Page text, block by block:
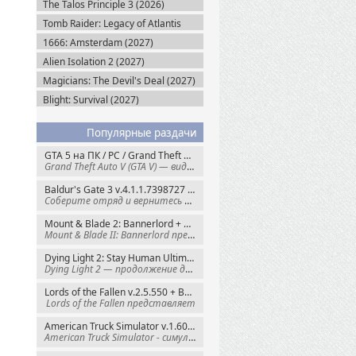
The Talos Principle 3 (2026)
Tomb Raider: Legacy of Atlantis
(2027)
1666: Amsterdam (2027)
Alien Isolation 2 (2027)
Magicians: The Devil's Deal (2027)
Blight: Survival (2027)
Популярные раздачи
GTA 5 на ПК / PC / Grand Theft Auto V: Premium Edition (2015) Steam-Rip
Grand Theft Auto V (GTA V) — видеоигра из
Baldur's Gate 3 v.4.1.1.7398727 + Все DLC (2023) GOG-Rip
Соберите отряд и вернитесь в Забытые
Mount & Blade 2: Bannerlord + War Sails v.1.4.7.117484 (2025) GOG
Mount & Blade II: Bannerlord представляет
Dying Light 2: Stay Human Ultimate Edition v.1.29.0 + Все DLC (2022) Пиратка
Dying Light 2 — продолжение динамичного
Lords of the Fallen v.2.5.550 + Все DLC (2023) Пиратка
Lords of the Fallen представляет
American Truck Simulator v.1.60.1.8s + Все DLC (2016) Пиратка
American Truck Simulator - симулятор